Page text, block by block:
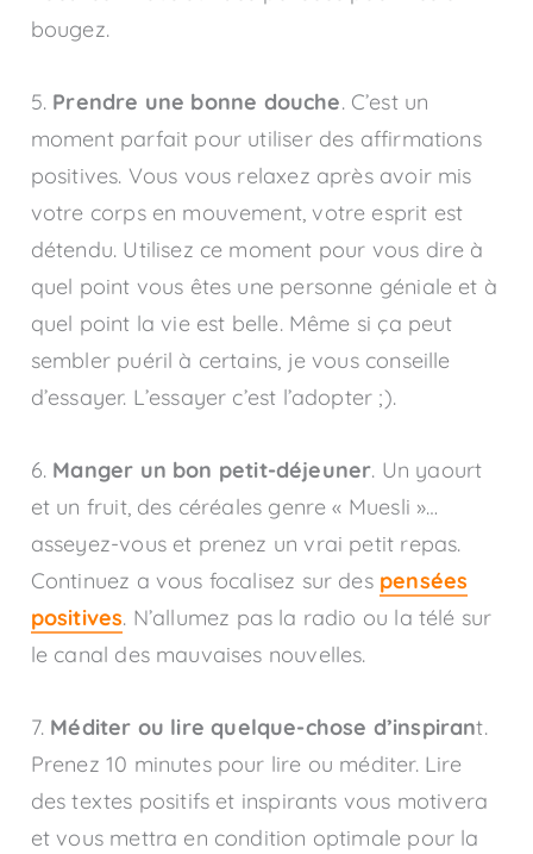
bougez.
5. Prendre une bonne douche. C’est un
moment parfait pour utiliser des affirmations
positives. Vous vous relaxez après avoir mis
votre corps en mouvement, votre esprit est
détendu. Utilisez ce moment pour vous dire à
quel point vous êtes une personne géniale et à
quel point la vie est belle. Même si ça peut
sembler puéril à certains, je vous conseille
d’essayer. L’essayer c’est l’adopter ;).
6. Manger un bon petit-déjeuner. Un yaourt
et un fruit, des céréales genre « Muesli »…
asseyez-vous et prenez un vrai petit repas.
Continuez a vous focalisez sur des pensées
positives. N’allumez pas la radio ou la télé sur
le canal des mauvaises nouvelles.
7. Méditer ou lire quelque-chose d’inspirant.
Prenez 10 minutes pour lire ou méditer. Lire
des textes positifs et inspirants vous motivera
et vous mettra en condition optimale pour la